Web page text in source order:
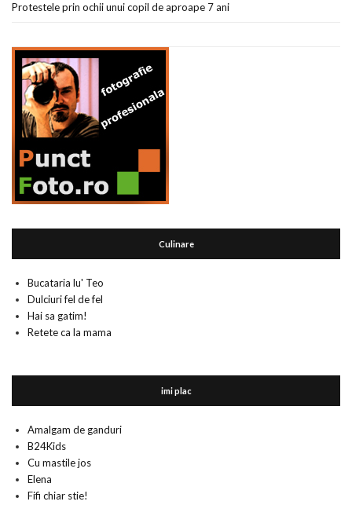
Protestele prin ochii unui copil de aproape 7 ani
Culinare
Bucataria lu' Teo
Dulciuri fel de fel
Hai sa gatim!
Retete ca la mama
imi plac
Amalgam de ganduri
B24Kids
Cu mastile jos
Elena
Fifi chiar stie!